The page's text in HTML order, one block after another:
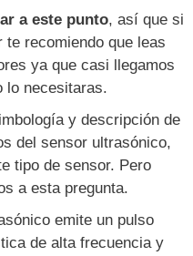
a este punto, así que si
recomiendo que leas
ya que casi llegamos
lo necesitaras.
y descripción de
del sensor ultrasónico,
tipo de sensor. Pero
a esta pregunta.
emite un pulso
de alta frecuencia y